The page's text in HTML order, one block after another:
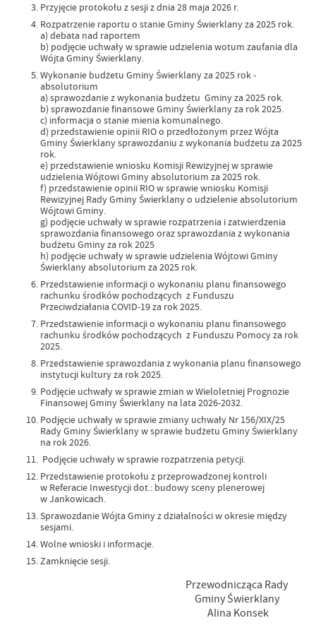
Przyjęcie protokołu z sesji z dnia 28 maja 2026 r.
Rozpatrzenie raportu o stanie Gminy Świerklany za 2025 rok.
a) debata nad raportem
b) podjęcie uchwały w sprawie udzielenia wotum zaufania dla
Wójta Gminy Świerklany.
Wykonanie budżetu Gminy Świerklany za 2025 rok -
absolutorium
a) sprawozdanie z wykonania budżetu Gminy za 2025 rok.
b) sprawozdanie finansowe Gminy Świerklany za rok 2025.
c) informacja o stanie mienia komunalnego.
d) przedstawienie opinii RIO o przedłożonym przez Wójta
Gminy Świerklany sprawozdaniu z wykonania budżetu za 2025
rok.
e) przedstawienie wniosku Komisji Rewizyjnej w sprawie
udzielenia Wójtowi Gminy absolutorium za 2025 rok.
f) przedstawienie opinii RIO w sprawie wniosku Komisji
Rewizyjnej Rady Gminy Świerklany o udzielenie absolutorium
Wójtowi Gminy.
g) podjęcie uchwały w sprawie rozpatrzenia i zatwierdzenia
sprawozdania finansowego oraz sprawozdania z wykonania
budżetu Gminy za rok 2025
h) podjęcie uchwały w sprawie udzielenia Wójtowi Gminy
Świerklany absolutorium za 2025 rok.
Przedstawienie informacji o wykonaniu planu finansowego
rachunku środków pochodzących z Funduszu
Przeciwdziałania COVID-19 za rok 2025.
Przedstawienie informacji o wykonaniu planu finansowego
rachunku środków pochodzących z Funduszu Pomocy za rok
2025.
Przedstawienie sprawozdania z wykonania planu finansowego
instytucji kultury za rok 2025.
Podjęcie uchwały w sprawie zmian w Wieloletniej Prognozie
Finansowej Gminy Świerklany na lata 2026-2032.
Podjęcie uchwały w sprawie zmiany uchwały Nr 156/XIX/25
Rady Gminy Świerklany w sprawie budżetu Gminy Świerklany
na rok 2026.
Podjęcie uchwały w sprawie rozpatrzenia petycji.
Przedstawienie protokołu z przeprowadzonej kontroli
w Referacie Inwestycji dot.: budowy sceny plenerowej
w Jankowicach.
Sprawozdanie Wójta Gminy z działalności w okresie między
sesjami.
Wolne wnioski i informacje.
Zamknięcie sesji.
Przewodnicząca Rady
Gminy Świerklany
Alina Konsek